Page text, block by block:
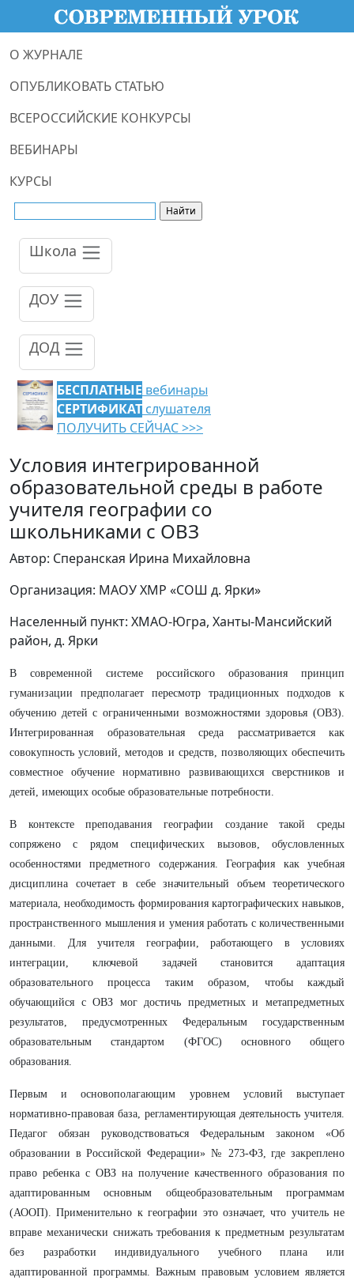
О ЖУРНАЛЕ
ОПУБЛИКОВАТЬ СТАТЬЮ
ВСЕРОССИЙСКИЕ КОНКУРСЫ
ВЕБИНАРЫ
КУРСЫ
Школа
ДОУ
ДОД
БЕСПЛАТНЫЕ вебинары
СЕРТИФИКАТ слушателя
ПОЛУЧИТЬ СЕЙЧАС >>>
Условия интегрированной
образовательной среды в работе
учителя географии со
школьниками с ОВЗ
Автор: Сперанская Ирина Михайловна
Организация: МАОУ ХМР «СОШ д. Ярки»
Населенный пункт: ХМАО-Югра, Ханты-Мансийский
район, д. Ярки
В современной системе российского образования принцип
гуманизации предполагает пересмотр традиционных подходов к
обучению детей с ограниченными возможностями здоровья (ОВЗ).
Интегрированная образовательная среда рассматривается как
совокупность условий, методов и средств, позволяющих обеспечить
совместное обучение нормативно развивающихся сверстников и
детей, имеющих особые образовательные потребности.
В контексте преподавания географии создание такой среды
сопряжено с рядом специфических вызовов, обусловленных
особенностями предметного содержания. География как учебная
дисциплина сочетает в себе значительный объем теоретического
материала, необходимость формирования картографических навыков,
пространственного мышления и умения работать с количественными
данными. Для учителя географии, работающего в условиях
интеграции, ключевой задачей становится адаптация
образовательного процесса таким образом, чтобы каждый
обучающийся с ОВЗ мог достичь предметных и метапредметных
результатов, предусмотренных Федеральным государственным
образовательным стандартом (ФГОС) основного общего
образования.
Первым и основополагающим уровнем условий выступает
нормативно-правовая база, регламентирующая деятельность учителя.
Педагог обязан руководствоваться Федеральным законом «Об
образовании в Российской Федерации» № 273-ФЗ, где закреплено
право ребенка с ОВЗ на получение качественного образования по
адаптированным основным общеобразовательным программам
(АООП). Применительно к географии это означает, что учитель не
вправе механически снижать требования к предметным результатам
без разработки индивидуального учебного плана или
адаптированной программы. Важным правовым условием является